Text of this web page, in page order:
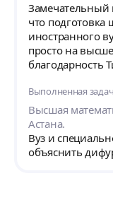
Замечательный
что подготовка
иностранного
просто на
благодарность
Выполненная
Высшая
Астана.
Вуз и
объяснить